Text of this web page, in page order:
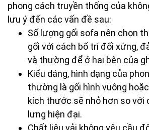
phong cách truyền thống của
lưu ý đến các vấn đề sau:
Số lượng gối sofa nên chọn
gối với cách bố trí đối xứng,
và thường để ở hai bên của
Kiểu dáng, hình dạng của
thường là gối hình vuông
kích thước sẽ nhỏ hơn so với
lưng hiện đại.